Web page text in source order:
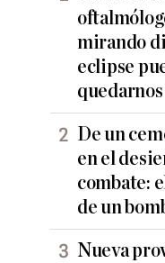
mirando
eclipse
De un
en el
combate:
de un
Nueva